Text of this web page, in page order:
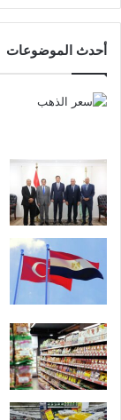
أحدث الموضوعات